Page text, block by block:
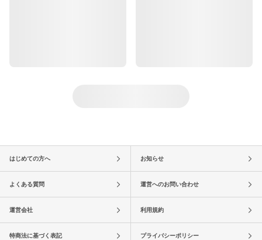
はじめての方へ お知らせ
よくある質問 運営へのお問い合わせ
運営会社 利用規約
特商法に基づく表記 プライバシーポリシー